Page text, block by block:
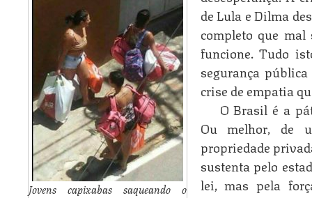
Jovens capixabas saqueando o
de Lula e Dilma
completo que
funcione. Tudo
segurança
crise de empatia
O Brasil é a
Ou melhor, de
propriedade
sustenta pelo
lei, mas pela